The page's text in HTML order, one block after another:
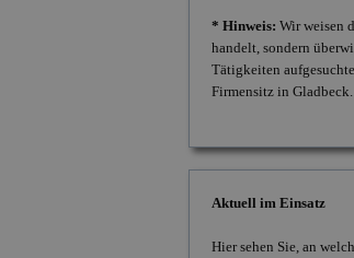
* Hinweis: Wir weisen
handelt, sondern
Tätigkeiten
Firmensitz in
Aktuell im Einsatz
Hier sehen Sie, an